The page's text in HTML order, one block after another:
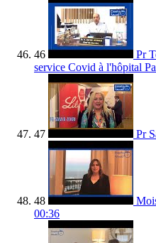
46
Pr
service Covid à l'hôpital
47 Pr
48
00:36